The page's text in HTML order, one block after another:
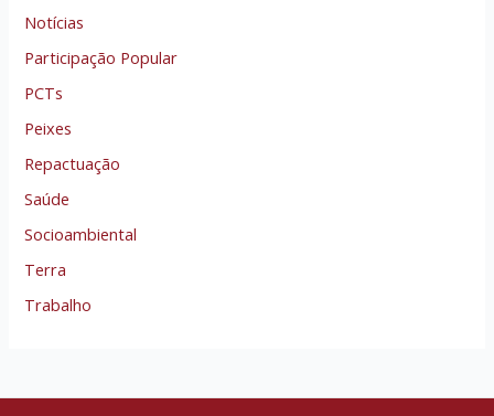
Notícias
Participação Popular
PCTs
Peixes
Repactuação
Saúde
Socioambiental
Terra
Trabalho